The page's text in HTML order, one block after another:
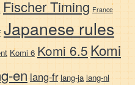
Fischer Timing France
Japanese rules
Komi 6 Komi 6.5Komi
en lang-fr lang-ja lang-nl